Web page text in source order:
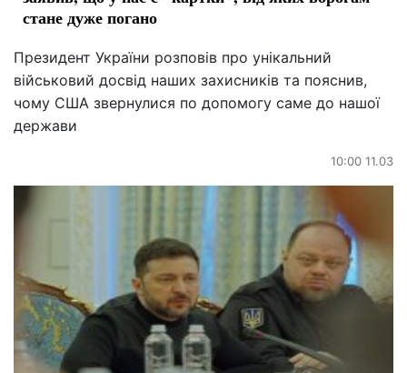
стане дуже погано
Президент України розповів про унікальний
військовий досвід наших захисників та пояснив,
чому США звернулися по допомогу саме до нашої
держави
10:00 11.03